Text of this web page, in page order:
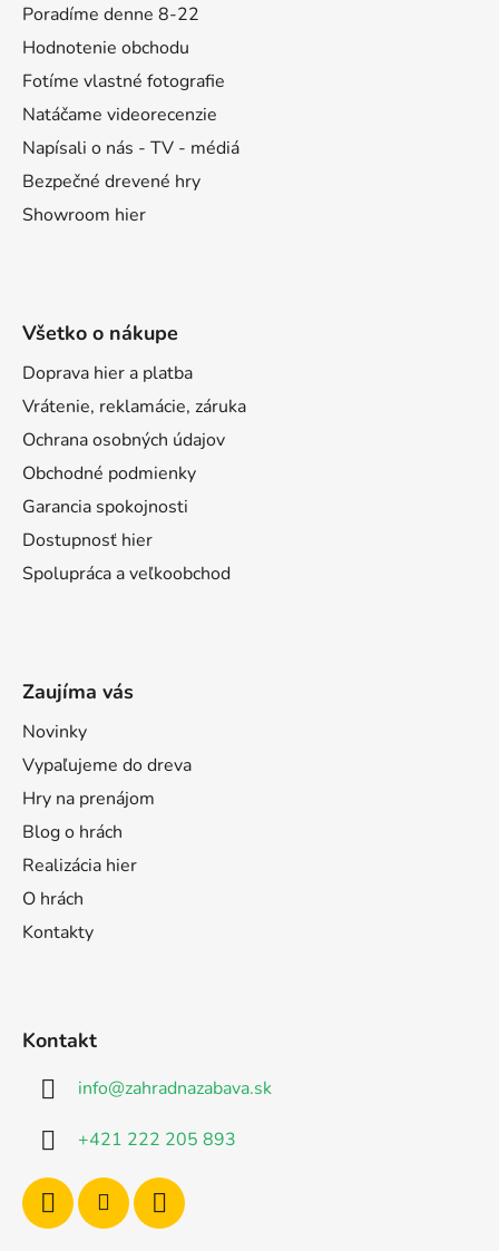
Poradíme denne 8-22
Hodnotenie obchodu
Fotíme vlastné fotografie
Natáčame videorecenzie
Napísali o nás - TV - médiá
Bezpečné drevené hry
Showroom hier
Všetko o nákupe
Doprava hier a platba
Vrátenie, reklamácie, záruka
Ochrana osobných údajov
Obchodné podmienky
Garancia spokojnosti
Dostupnosť hier
Spolupráca a veľkoobchod
Zaujíma vás
Novinky
Vypaľujeme do dreva
Hry na prenájom
Blog o hrách
Realizácia hier
O hrách
Kontakty
Kontakt
info@zahradnazabava.sk
+421 222 205 893